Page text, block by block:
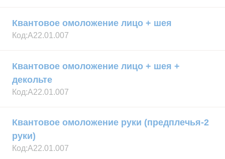
Квантовое омоложение лицо + шея
Код:А22.01.007
Квантовое омоложение лицо + шея +
декольте
Код:А22.01.007
Квантовое омоложение руки (предплечья-2
руки)
Код:А22.01.007